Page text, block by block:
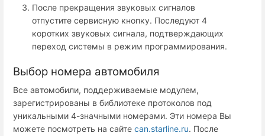
После прекращения звуковых сигналов
отпустите сервисную кнопку. Последуют 4
коротких звуковых сигнала, подтверждающих
переход системы в режим программирования.
Выбор номера автомобиля
Все автомобили, поддерживаемые модулем,
зарегистрированы в библиотеке протоколов под
уникальными 4-значными номерами. Эти номера Вы
можете посмотреть на сайте can.starline.ru. После